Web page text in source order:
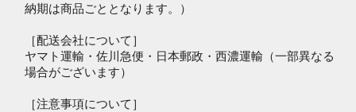
納期は商品ごととなります。）
［配送会社について］
ヤマト運輸・佐川急便・日本郵政・西濃運輸（一部異なる
場合がございます）
［注意事項について］